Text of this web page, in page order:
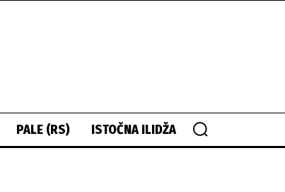
PALE (RS) ISTOČNA ILIDŽA